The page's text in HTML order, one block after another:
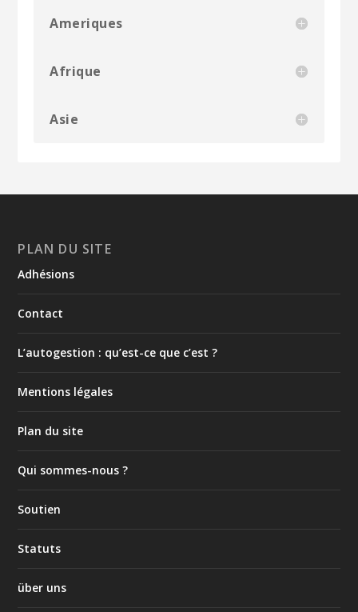
Ameriques
Afrique
Asie
PLAN DU SITE
Adhésions
Contact
L’autogestion : qu’est-ce que c’est ?
Mentions légales
Plan du site
Qui sommes-nous ?
Soutien
Statuts
über uns